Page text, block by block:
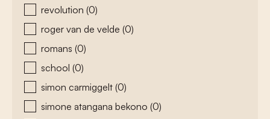
revolution (0)
roger van de velde (0)
romans (0)
school (0)
simon carmiggelt (0)
simone atangana bekono (0)